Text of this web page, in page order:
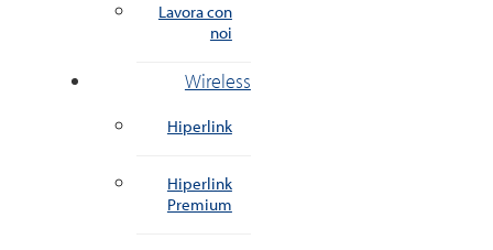
Lavora con
noi
Wireless
Hiperlink
Hiperlink
Premium